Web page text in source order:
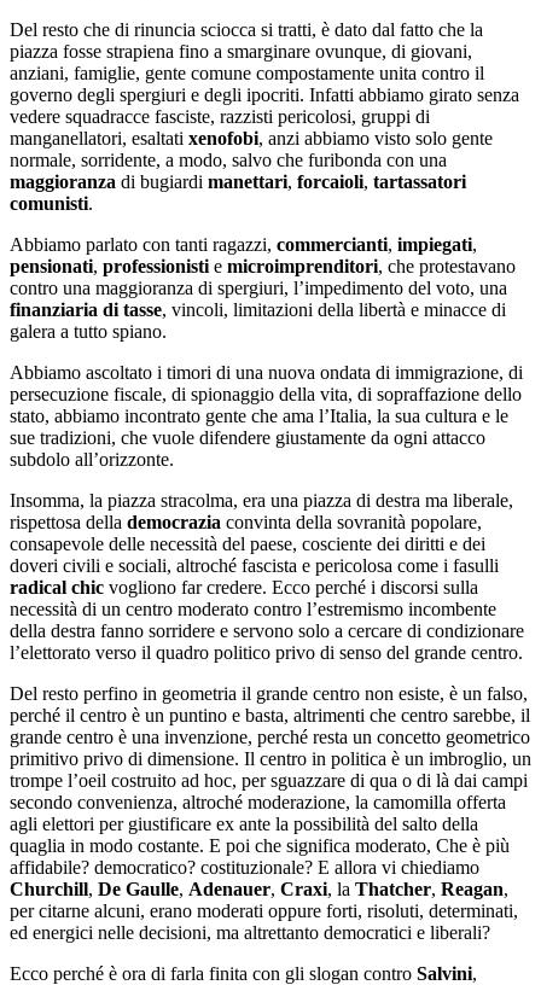
Del resto che di rinuncia sciocca si tratti, è dato dal fatto che la
piazza fosse strapiena fino a smarginare ovunque, di giovani,
anziani, famiglie, gente comune compostamente unita contro il
governo degli spergiuri e degli ipocriti. Infatti abbiamo girato senza
vedere squadracce fasciste, razzisti pericolosi, gruppi di
manganellatori, esaltati xenofobi, anzi abbiamo visto solo gente
normale, sorridente, a modo, salvo che furibonda con una
maggioranza di bugiardi manettari, forcaioli, tartassatori
comunisti.
Abbiamo parlato con tanti ragazzi, commercianti, impiegati,
pensionati, professionisti e microimprenditori, che protestavano
contro una maggioranza di spergiuri, l’impedimento del voto, una
finanziaria di tasse, vincoli, limitazioni della libertà e minacce di
galera a tutto spiano.
Abbiamo ascoltato i timori di una nuova ondata di immigrazione, di
persecuzione fiscale, di spionaggio della vita, di sopraffazione dello
stato, abbiamo incontrato gente che ama l’Italia, la sua cultura e le
sue tradizioni, che vuole difendere giustamente da ogni attacco
subdolo all’orizzonte.
Insomma, la piazza stracolma, era una piazza di destra ma liberale,
rispettosa della democrazia convinta della sovranità popolare,
consapevole delle necessità del paese, cosciente dei diritti e dei
doveri civili e sociali, altroché fascista e pericolosa come i fasulli
radical chic vogliono far credere. Ecco perché i discorsi sulla
necessità di un centro moderato contro l’estremismo incombente
della destra fanno sorridere e servono solo a cercare di condizionare
l’elettorato verso il quadro politico privo di senso del grande centro.
Del resto perfino in geometria il grande centro non esiste, è un falso,
perché il centro è un puntino e basta, altrimenti che centro sarebbe, il
grande centro è una invenzione, perché resta un concetto geometrico
primitivo privo di dimensione. Il centro in politica è un imbroglio, un
trompe l’oeil costruito ad hoc, per sguazzare di qua o di là dai campi
secondo convenienza, altroché moderazione, la camomilla offerta
agli elettori per giustificare ex ante la possibilità del salto della
quaglia in modo costante. E poi che significa moderato, Che è più
affidabile? democratico? costituzionale? E allora vi chiediamo
Churchill, De Gaulle, Adenauer, Craxi, la Thatcher, Reagan,
per citarne alcuni, erano moderati oppure forti, risoluti, determinati,
ed energici nelle decisioni, ma altrettanto democratici e liberali?
Ecco perché è ora di farla finita con gli slogan contro Salvini,